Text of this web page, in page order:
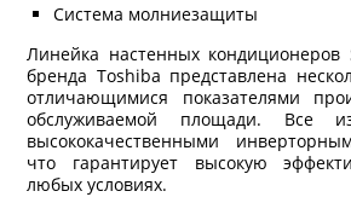
Система молниезащиты
Линейка настенных кондиционеров
бренда Toshiba представлена
отличающимися показателями
обслуживаемой площади. Все
высококачественными
что гарантирует высокую
любых условиях.